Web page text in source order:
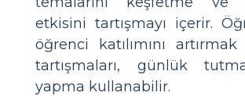
etkisini tartışmayı içerir.
öğrenci katılımını
tartışmaları, günlük
yapma kullanabilir.